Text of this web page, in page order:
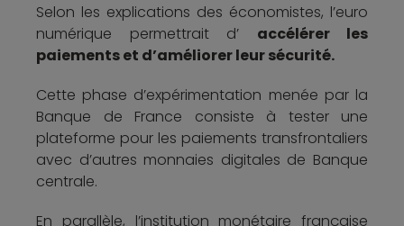
Selon les explications des économistes, l’euro
numérique permettrait d’ accélérer les
paiements et d’améliorer leur sécurité.
Cette phase d’expérimentation menée par la
Banque de France consiste à tester une
plateforme pour les paiements transfrontaliers
avec d’autres monnaies digitales de Banque
centrale.
En parallèle, l’institution monétaire française